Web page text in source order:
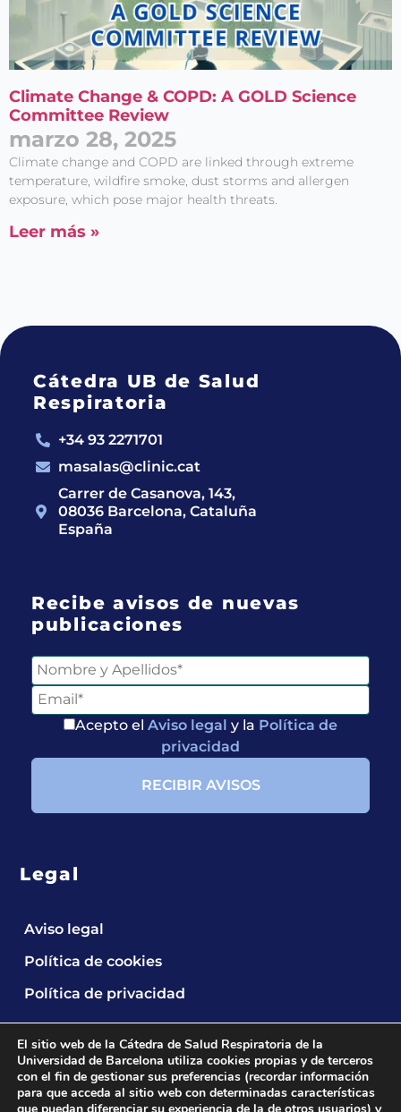
Climate Change & COPD: A GOLD Science
Committee Review
marzo 28, 2025
Climate change and COPD are linked through extreme
temperature, wildfire smoke, dust storms and allergen
exposure, which pose major health threats.
Leer más »
Cátedra UB de Salud
Respiratoria
+34 93 2271701
masalas@clinic.cat
Carrer de Casanova, 143,
08036 Barcelona, Cataluña
España
Recibe avisos de nuevas
publicaciones
Acepto el Aviso legal y la Política de
privacidad
Legal
Aviso legal
Política de cookies
Política de privacidad
El sitio web de la Cátedra de Salud Respiratoria de la
Universidad de Barcelona utiliza cookies propias y de terceros
con el fin de gestionar sus preferencias (recordar información
para que acceda al sitio web con determinadas características